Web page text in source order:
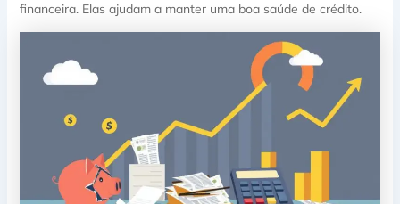
financeira. Elas ajudam a manter uma boa saúde de crédito.